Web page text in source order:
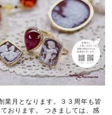
業月となります。３３周年も皆
おります。 つきましては、感